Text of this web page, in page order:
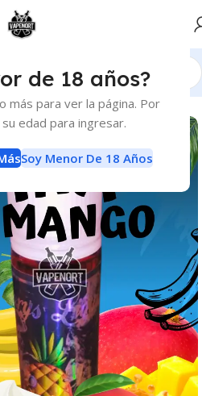
de 18 años?
más para ver la página. Por
edad para ingresar.
Soy Menor De 18 Años